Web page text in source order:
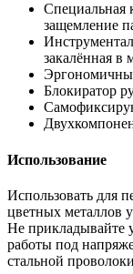
Специальная
защемление
закалённая в
Блокиратор
Использование
Использовать для
цветных металлов
Не прикладывайте
работы под
стальной